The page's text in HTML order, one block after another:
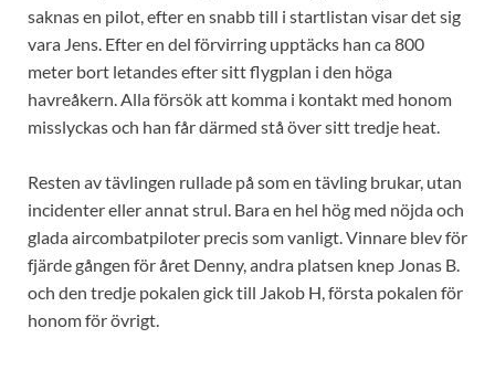
saknas en pilot, efter en snabb till i startlistan visar det sig
vara Jens. Efter en del förvirring upptäcks han ca 800
meter bort letandes efter sitt flygplan i den höga
havreåkern. Alla försök att komma i kontakt med honom
misslyckas och han får därmed stå över sitt tredje heat.
Resten av tävlingen rullade på som en tävling brukar, utan
incidenter eller annat strul. Bara en hel hög med nöjda och
glada aircombatpiloter precis som vanligt. Vinnare blev för
fjärde gången för året Denny, andra platsen knep Jonas B.
och den tredje pokalen gick till Jakob H, första pokalen för
honom för övrigt.